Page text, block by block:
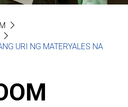
URI NG MATERYALES NA